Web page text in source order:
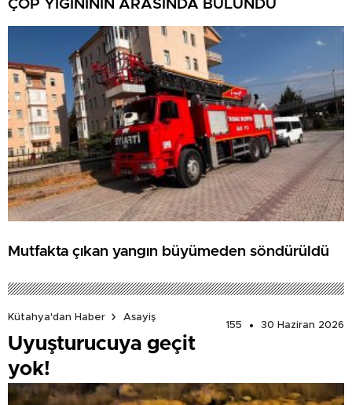
ÇÖP YIĞINININ ARASINDA BULUNDU
Mutfakta çıkan yangın büyümeden söndürüldü
Kütahya'dan Haber
Asayiş
155
30 Haziran 2026
Uyuşturucuya geçit
yok!